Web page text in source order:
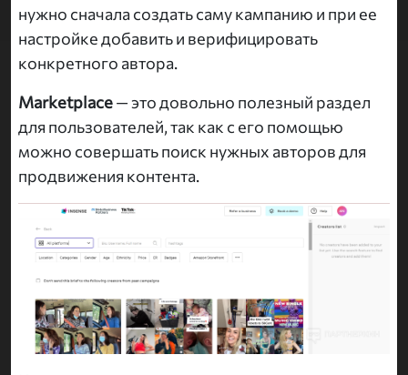
нужно сначала создать саму кампанию и при ее
настройке добавить и верифицировать
конкретного автора.
Marketplace— это довольно полезный раздел
для пользователей, так как с его помощью
можно совершать поиск нужных авторов для
продвижения контента.